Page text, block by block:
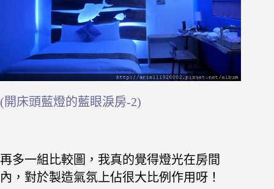
(開床頭藍燈的藍眼淚房-2)
再多一組比較圖，我真的覺得燈光在房間
內，對於製造氣氛上佔很大比例作用呀！